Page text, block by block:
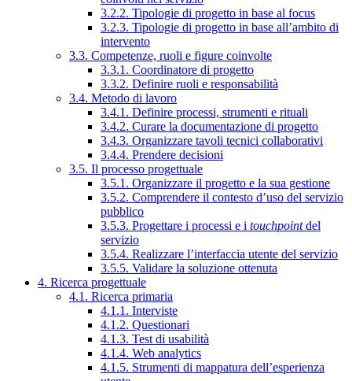
3.2.2. Tipologie di progetto in base al focus
3.2.3. Tipologie di progetto in base all’ambito di
intervento
3.3. Competenze, ruoli e figure coinvolte
3.3.1. Coordinatore di progetto
3.3.2. Definire ruoli e responsabilità
3.4. Metodo di lavoro
3.4.1. Definire processi, strumenti e rituali
3.4.2. Curare la documentazione di progetto
3.4.3. Organizzare tavoli tecnici collaborativi
3.4.4. Prendere decisioni
3.5. Il processo progettuale
3.5.1. Organizzare il progetto e la sua gestione
3.5.2. Comprendere il contesto d’uso del servizio
pubblico
3.5.3. Progettare i processi e i touchpointdel
servizio
3.5.4. Realizzare l’interfaccia utente del servizio
3.5.5. Validare la soluzione ottenuta
4. Ricerca progettuale
4.1. Ricerca primaria
4.1.1. Interviste
4.1.2. Questionari
4.1.3. Test di usabilità
4.1.4. Web analytics
4.1.5. Strumenti di mappatura dell’esperienza